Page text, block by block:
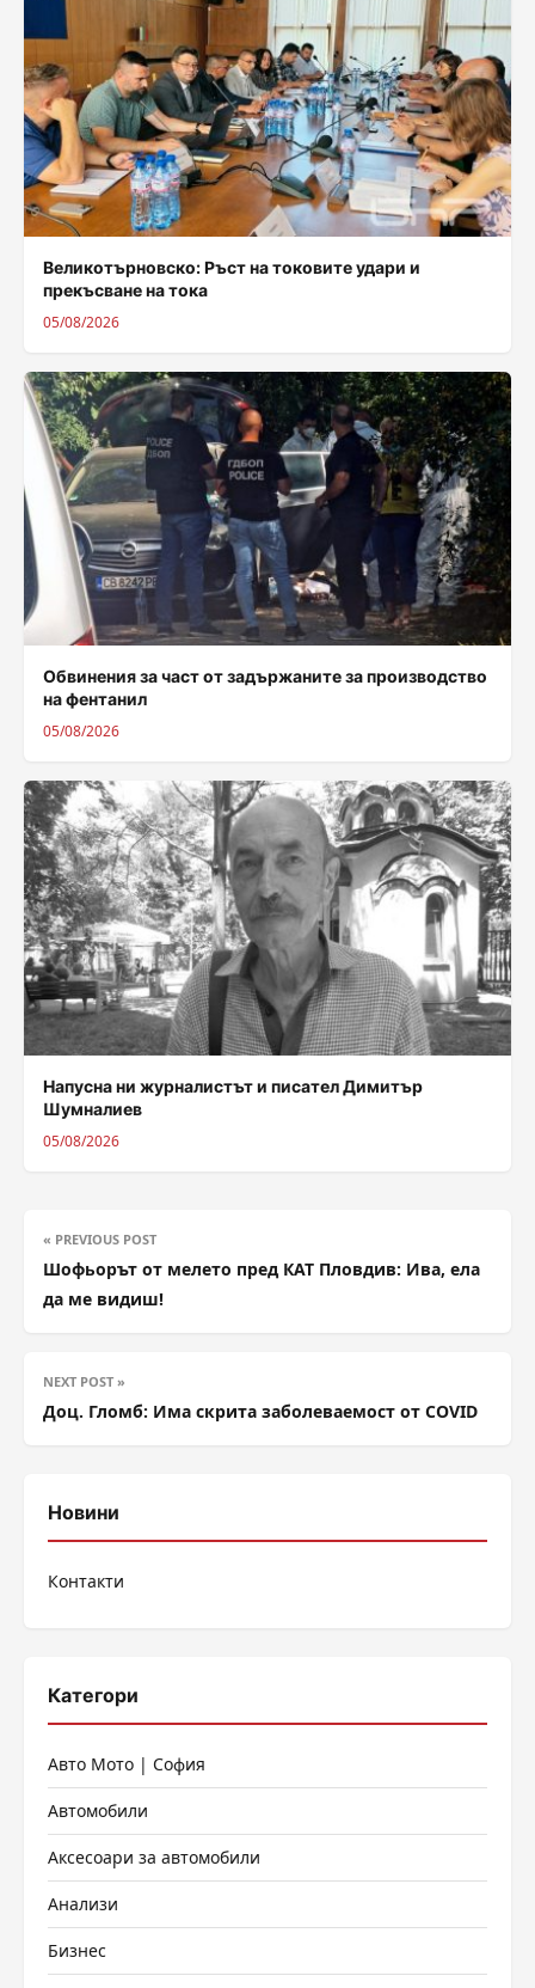
Великотърновско: Ръст на токовите удари и
прекъсване на тока
05/08/2026
Обвинения за част от задържаните за производство
на фентанил
05/08/2026
Напусна ни журналистът и писател Димитър
Шумналиев
05/08/2026
« PREVIOUS POST
Шофьорът от мелето пред КАТ Пловдив: Ива, ела
да ме видиш!
NEXT POST »
Доц. Гломб: Има скрита заболеваемост от COVID
Новини
Контакти
Категори
Авто Мото | София
Автомобили
Аксесоари за автомобили
Анализи
Бизнес